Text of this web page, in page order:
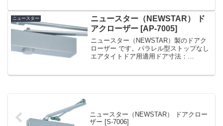
ドアクローザー 日本ドアーチ...
ニュースター
ニュースター（NEWSTAR） ド
アクローザー [AP-7005]
ニュースター（NEWSTAR）製のドアク
ローザー です。パラレル型ストップなし
エアタイトドア用適用ドア寸法：
ニュースター（NEWSTAR） ドアクロー
ザー [S-7006]